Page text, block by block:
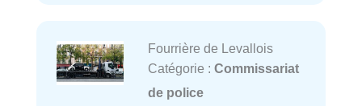
Fourrière de Levallois
Catégorie : Commissariat
de police